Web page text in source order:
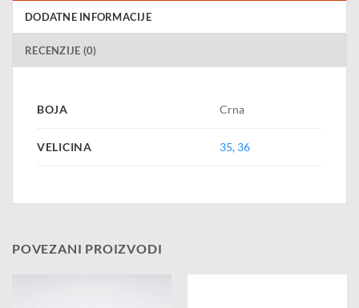
DODATNE INFORMACIJE
RECENZIJE (0)
BOJA Crna
VELICINA 35, 36
POVEZANI PROIZVODI